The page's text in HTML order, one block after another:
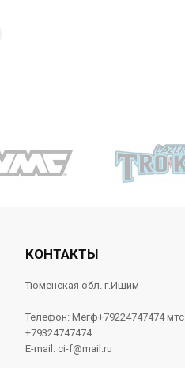
КОНТАКТЫ
Тюменская обл. г.Ишим
Телефон: Мегф+79224747474 мтс
+79324747474
E-mail: ci-f@mail.ru